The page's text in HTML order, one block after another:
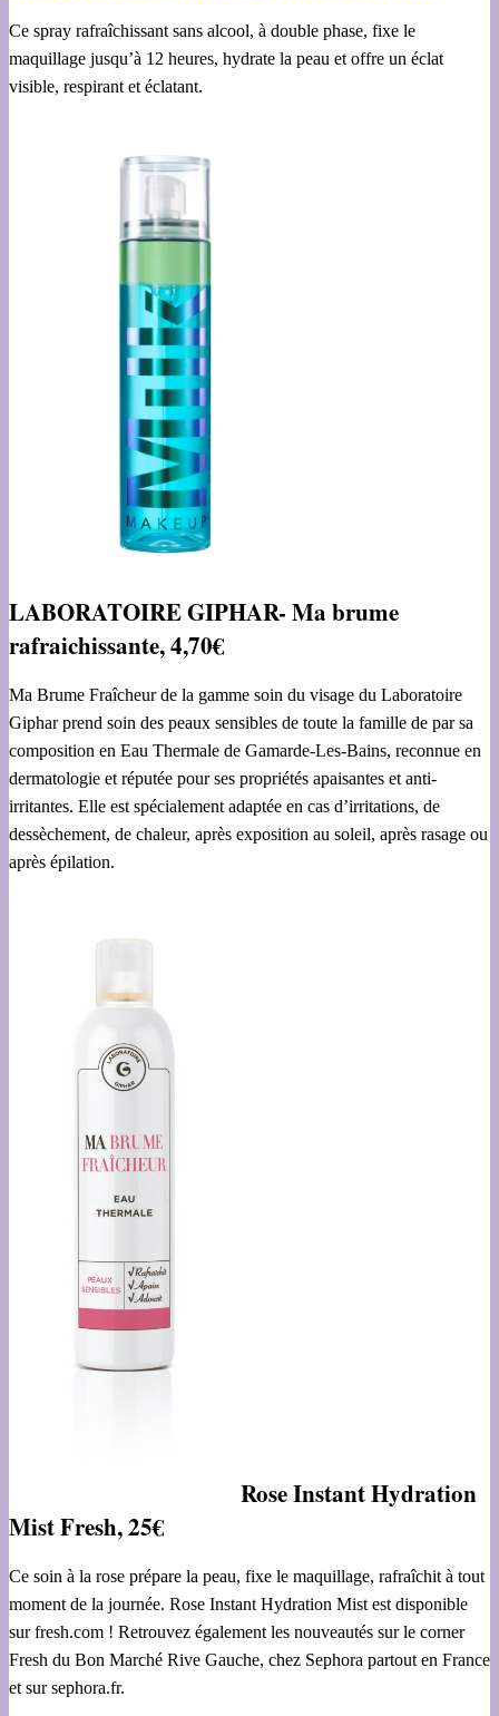
Ce spray rafraîchissant sans alcool, à double phase, fixe le
maquillage jusqu’à 12 heures, hydrate la peau et offre un éclat
visible, respirant et éclatant.
LABORATOIRE GIPHAR- Ma brume
rafraichissante, 4,70€
Ma Brume Fraîcheur de la gamme soin du visage du Laboratoire
Giphar prend soin des peaux sensibles de toute la famille de par sa
composition en Eau Thermale de Gamarde-Les-Bains, reconnue en
dermatologie et réputée pour ses propriétés apaisantes et anti-
irritantes. Elle est spécialement adaptée en cas d’irritations, de
dessèchement, de chaleur, après exposition au soleil, après rasage ou
après épilation.
Rose Instant Hydration
Mist Fresh, 25€
Ce soin à la rose prépare la peau, fixe le maquillage, rafraîchit à tout
moment de la journée. Rose Instant Hydration Mist est disponible
sur fresh.com ! Retrouvez également les nouveautés sur le corner
Fresh du Bon Marché Rive Gauche, chez Sephora partout en France
et sur sephora.fr.